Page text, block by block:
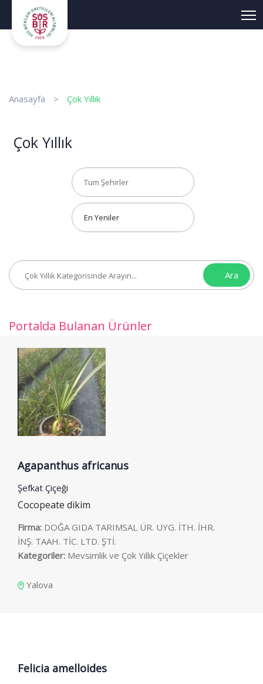
Anasayfa > Çok Yıllık
Çok Yıllık
Tüm Şehirler
En Yeniler
Ara
Portalda Bulanan Ürünler
Agapanthus africanus
Şefkat Çiçeği
Cocopeate dikim
Firma: DOĞA GIDA TARIMSAL ÜR. UYG. İTH. İHR.
İNŞ. TAAH. TİC. LTD. ŞTİ.
Kategoriler: Mevsimlik ve Çok Yıllık Çiçekler
Yalova
Felicia amelloides